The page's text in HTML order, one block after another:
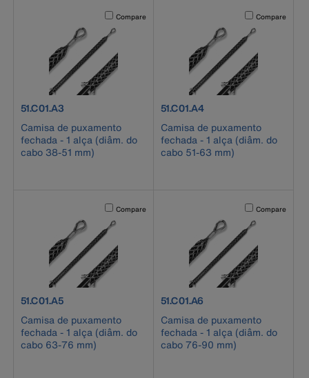
Activating this element will cause content on the page to
Compare
product number 51.C01.A3
51.C01.A3
Camisa de puxamento
fechada - 1 alça (diâm. do
cabo 38-51 mm)
Activating this
Compare
product number 51.C01.A4
51.C01.A4
Camisa de puxamento
fechada - 1 alça (diâm. do
cabo 51-63 mm)
Activating this element will cause content on the page to
Compare
product number 51.C01.A5
51.C01.A5
Camisa de puxamento
fechada - 1 alça (diâm. do
cabo 63-76 mm)
Activating this
Compare
product number 51.C01.A6
51.C01.A6
Camisa de puxamento
fechada - 1 alça (diâm. do
cabo 76-90 mm)